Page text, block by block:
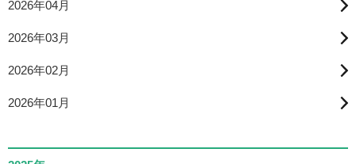
2026年04月
2026年03月
2026年02月
2026年01月